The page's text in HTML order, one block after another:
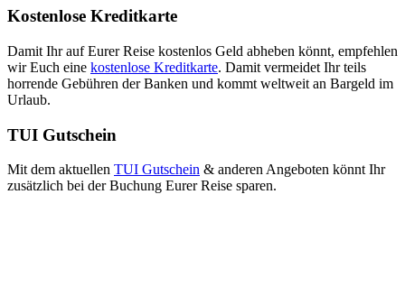
Kostenlose Kreditkarte
Damit Ihr auf Eurer Reise kostenlos Geld abheben könnt, empfehlen
wir Euch eine kostenlose Kreditkarte. Damit vermeidet Ihr teils
horrende Gebühren der Banken und kommt weltweit an Bargeld im
Urlaub.
TUI Gutschein
Mit dem aktuellen TUI Gutschein & anderen Angeboten könnt Ihr
zusätzlich bei der Buchung Eurer Reise sparen.